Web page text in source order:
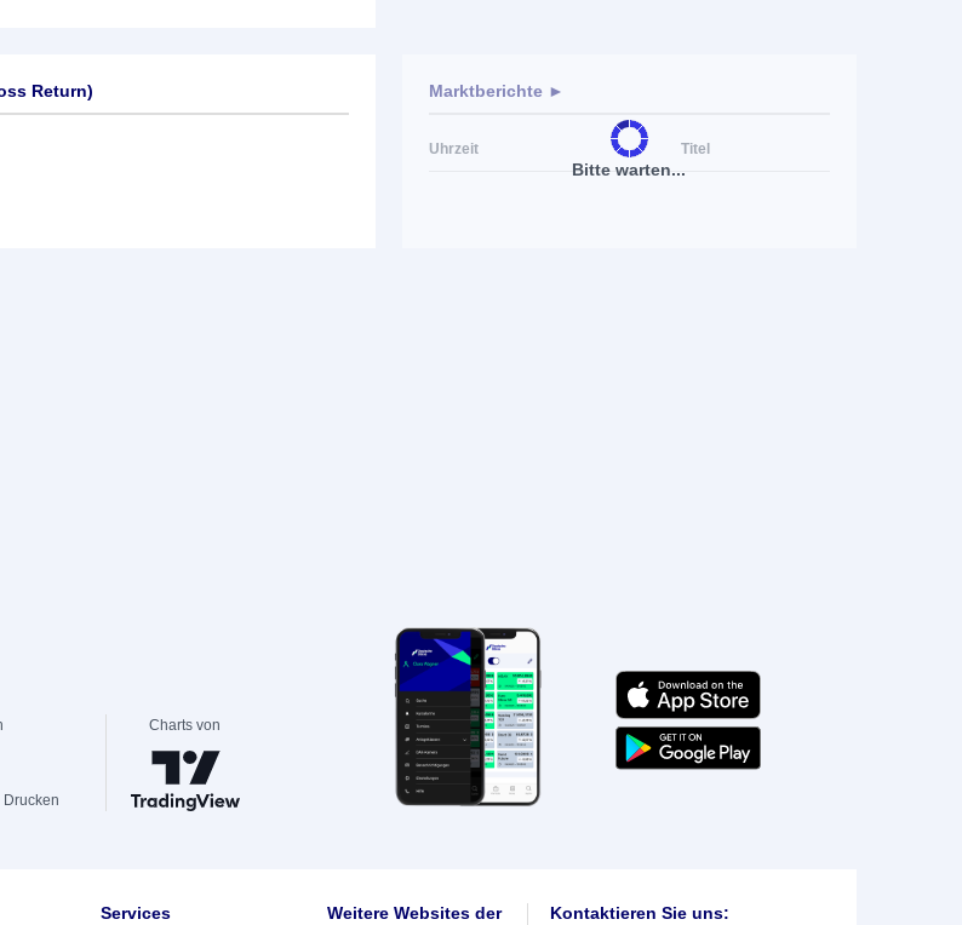
Return)
Bitte warten...
Marktberichte ►
Uhrzeit Titel
Drucken
Charts von
Services
Weitere Websites der
Kontaktieren Sie uns: